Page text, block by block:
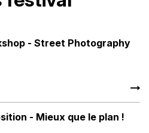
- Street Photography
- Mieux que le plan !